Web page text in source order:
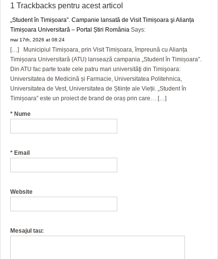
1 Trackbacks pentru acest articol
„Student în Timișoara”. Campanie lansată de Visit Timișoara şi Alianța
Timișoara Universitară – Portal Știri România Says:
mai 17th, 2026 at 08:24
[…] Municipiul Timișoara, prin Visit Timișoara, împreună cu Alianța
Timișoara Universitară (ATU) lansează campania „Student în Timișoara”.
Din ATU fac parte toate cele patru mari universităţi din Timişoara:
Universitatea de Medicină și Farmacie, Universitatea Politehnica,
Universitatea de Vest, Universitatea de Științe ale Vieții. „Student în
Timișoara” este un proiect de brand de oraș prin care… […]
* Nume
* Email
Website
Mesajul tau: